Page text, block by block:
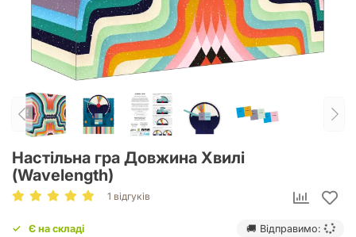
Настільна гра Довжина Хвилі
(Wavelength)
1 відгуків
Є на складі 🚚 Відправимо: